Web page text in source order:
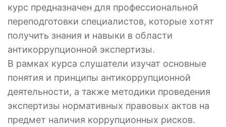
курс предназначен для профессиональной
переподготовки специалистов, которые хотят
получить знания и навыки в области
антикоррупционной экспертизы.
В рамках курса слушатели изучат основные
понятия и принципы антикоррупционной
деятельности, а также методики проведения
экспертизы нормативных правовых актов на
предмет наличия коррупционных рисков.